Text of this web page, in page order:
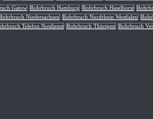
Gatow Rohrbruch Hamburg Rohrbruch Haselhorst
Niedersachsen Rohrbruch Nordrhein Westfalen
Telefon Notdienst Rohrbruch Thürigen Rohrbruch